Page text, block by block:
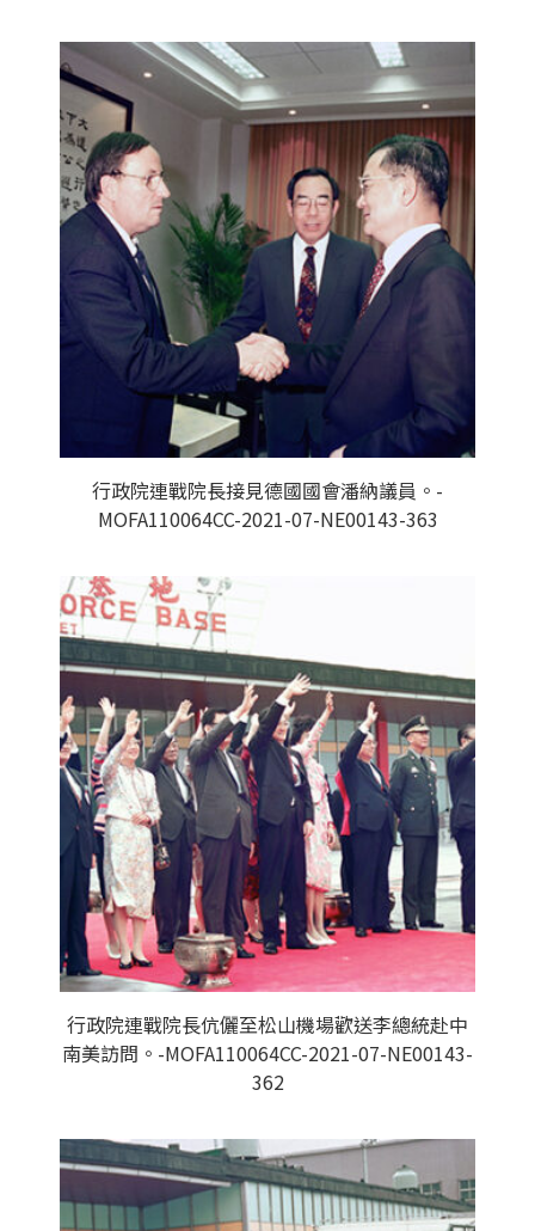
行政院連戰院長接見德國國會潘納議員。-
MOFA110064CC-2021-07-NE00143-363
行政院連戰院長伉儷至松山機場歡送李總統赴中
南美訪問。-MOFA110064CC-2021-07-NE00143-
362